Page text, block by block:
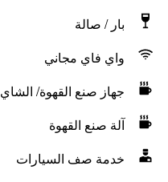
بار / صالة
واي فاي مجاني
جهاز صنع القهوة/ الشاي
آلة صنع القهوة
خدمة صف السيارات